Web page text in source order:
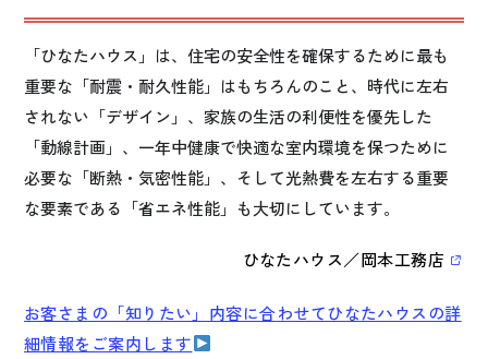
「ひなたハウス」は、住宅の安全性を確保するために最も
重要な「耐震・耐久性能」はもちろんのこと、時代に左右
されない「デザイン」、家族の生活の利便性を優先した
「動線計画」、一年中健康で快適な室内環境を保つために
必要な「断熱・気密性能」、そして光熱費を左右する重要
な要素である「省エネ性能」も大切にしています。
ひなたハウス／岡本工務店
お客さまの「知りたい」内容に合わせてひなたハウスの詳
細情報をご案内します